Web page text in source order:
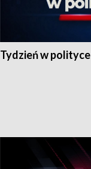
Tydzień w polityce